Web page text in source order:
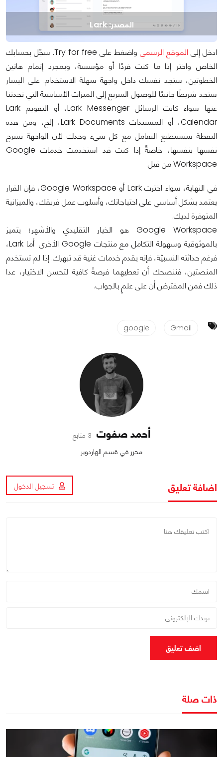
المصدر: Lark
ادخل إلى الموقع الرسمي
واضغط على Try for free. سجّل بحسابك
الخاص واختر إذا ما كنت فردًا أو مؤسسة، وبمجرد إتمام هاتين
الخطوتين، ستجد نفسك داخل واجهة سهلة الاستخدام. على اليسار
ستجد شريطًا جانبيًا للوصول السريع إلى الميزات الأساسية التي تحدثنا
عنها سواء كانت الرسائل Lark Messenger، أو التقويم Lark
Calendar، أو المستندات Lark Documents، إلخ، ومن هذه
النقطة ستستطيع التعامل مع كل شيء وحدك لأن الواجهة تشرح
نفسها بنفسها، خاصةً إذا كنت قد استخدمت خدمات Google
Workspace من قبل.
في النهاية، سواء اخترت Lark أو Google Workspace، فإن القرار
يعتمد بشكل أساسي على احتياجاتك، وأسلوب عمل فريقك، والميزانية
المتوفرة لديك.
Google Workspace هو الخيار التقليدي والأشهر؛ يتميز
بالموثوقية وسهولة التكامل مع منتجات Google الأخرى. أما Lark،
فرغم حداثته النسبيّة، فإنه يقدم خدمات غنية قد تبهرك. إذا لم تستخدم
المنصتين، فننصحك أن تعطيهما فرصةً كافية لتحسن الاختيار، عدا
ذلك فمن المفترض أن على علمٍ بالجواب.
Gmail
google
أحمد صفوت 3 متابع
محرر في قسم الهاردوير
اضافة تعليق تسجيل الدخول
اضف تعليق
ذات صلة